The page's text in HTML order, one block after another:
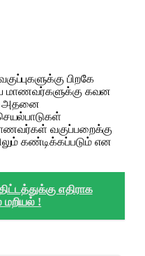
பிறகே
மாணவர்களுக்கு கவன
அதனை
வகுப்பறைக்கு
கண்டிக்கப்படும் என
எதிராக
!